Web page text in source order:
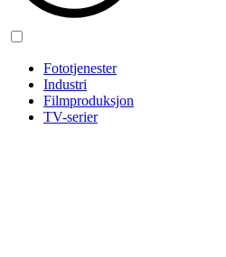
Fototjenester
Industri
Filmproduksjon
TV-serier